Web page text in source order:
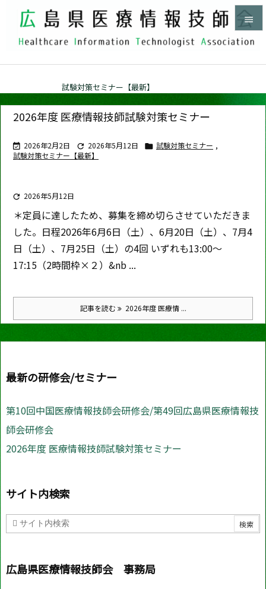


サイド
試験対策セミナー【最新】
2026年度 医療情報技師試験対策セミナー
 2026年2月2日  2026年5月12日  試験対策セミナー ,
試験対策セミナー【最新】
 2026年5月12日
＊定員に達したため、募集を締め切らさせていただきま
した。 日程2026年6月6日（土）、6月20日（土）、7月4
日（土）、7月25日（土）の4回 いずれも13:00～
17:15（2時間枠×２）&nb ...
記事を読む 2026年度 医療情 ...
最新の研修会/セミナー
第10回中国医療情報技師会研修会/第49回広島県医療情報技
師会研修会
2026年度 医療情報技師試験対策セミナー
サイト内検索
広島県医療情報技師会 事務局